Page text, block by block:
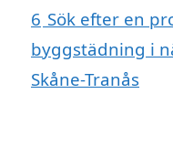
6 Sök efter en
byggstädning i
Skåne-Tranås